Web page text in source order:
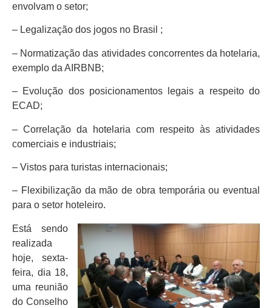
envolvam o setor;
– Legalização dos jogos no Brasil ;
– Normatização das atividades concorrentes da hotelaria,
exemplo da AIRBNB;
– Evolução dos posicionamentos legais a respeito do
ECAD;
– Correlação da hotelaria com respeito às atividades
comerciais e industriais;
– Vistos para turistas internacionais;
– Flexibilização da mão de obra temporária ou eventual
para o setor hoteleiro.
Está sendo
realizada
hoje, sexta-
feira, dia 18,
uma reunião
do Conselho